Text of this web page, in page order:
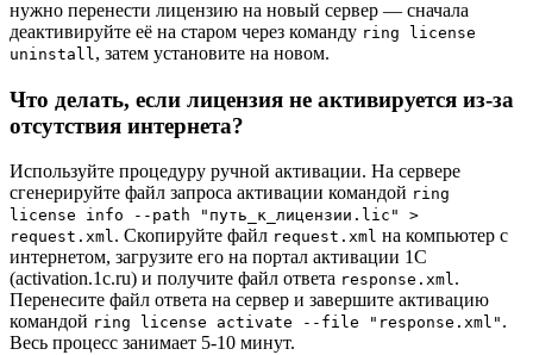
нужно перенести лицензию на новый сервер — сначала
деактивируйте её на старом через команду ring license
uninstall , затем установите на новом.
Что делать, если лицензия не активируется из-за
отсутствия интернета?
Используйте процедуру ручной активации. На сервере
сгенерируйте файл запроса активации командой ring
license info --path "путь_к_лицензии.lic" >
request.xml. Скопируйте файл request.xml на компьютер с
интернетом, загрузите его на портал активации 1С
(activation.1c.ru) и получите файл ответа response.xml.
Перенесите файл ответа на сервер и завершите активацию
командой ring license activate --file "response.xml" .
Весь процесс занимает 5-10 минут.